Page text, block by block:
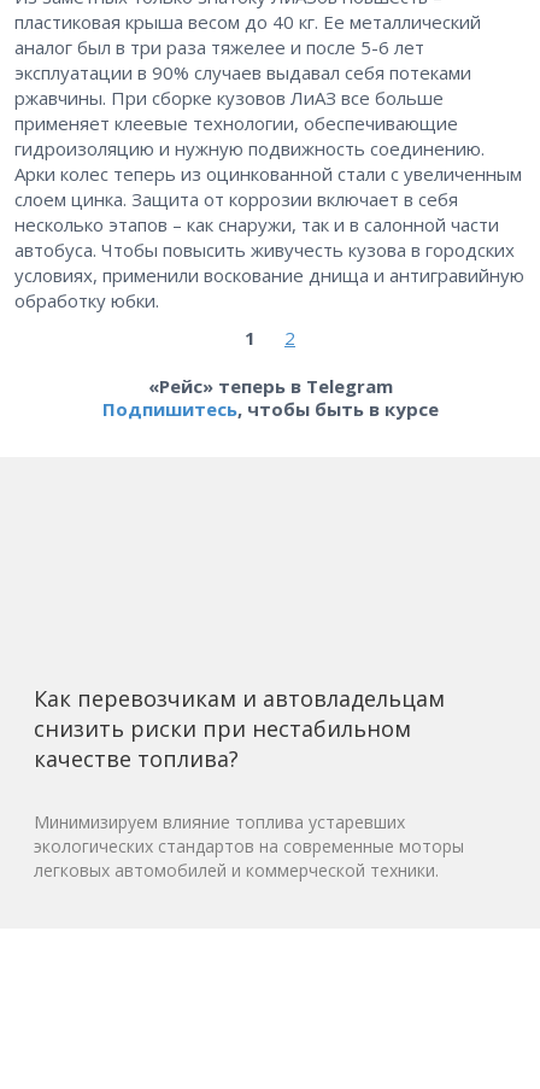
пластиковая крыша весом до 40 кг. Ее металлический
аналог был в три раза тяжелее и после 5-6 лет
эксплуатации в 90% случаев выдавал себя потеками
ржавчины. При сборке кузовов ЛиАЗ все больше
применяет клеевые технологии, обеспечивающие
гидроизоляцию и нужную подвижность соединению.
Арки колес теперь из оцинкованной стали с увеличенным
слоем цинка. Защита от коррозии включает в себя
несколько этапов – как снаружи, так и в салонной части
автобуса. Чтобы повысить живучесть кузова в городских
условиях, применили воскование днища и антигравийную
обработку юбки.
1
2
«Рейс» теперь в Telegram
Подпишитесь, чтобы быть в курсе
Как перевозчикам и автовладельцам
снизить риски при нестабильном
качестве топлива?
Минимизируем влияние топлива устаревших
экологических стандартов на современные моторы
легковых автомобилей и коммерческой техники.